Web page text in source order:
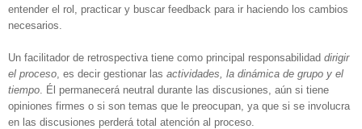
entender el rol, practicar y buscar feedback para ir haciendo los cambios
necesarios.
Un facilitador de retrospectiva tiene como principal responsabilidad dirigir
el proceso , es decir gestionar las actividades, la dinámica de grupo y el
tiempo . Él permanecerá neutral durante las discusiones, aún si tiene
opiniones firmes o si son temas que le preocupan, ya que si se involucra
en las discusiones perderá total atención al proceso.